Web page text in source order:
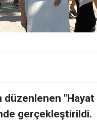
gerçekleştirildi.